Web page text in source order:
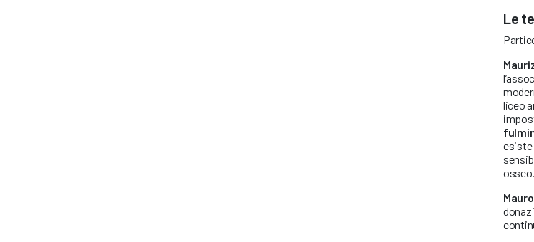
Le
liceo
esiste
osseo.
Mauro